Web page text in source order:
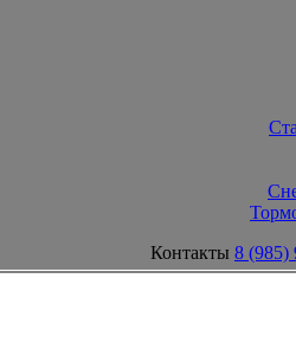
Контакты 8 (985)